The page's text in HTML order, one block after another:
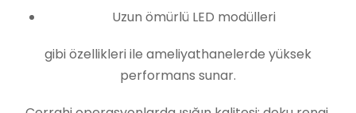
Uzun ömürlü LED modülleri
gibi özellikleri ile ameliyathanelerde yüksek
performans sunar.